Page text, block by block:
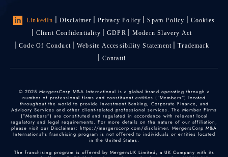
LinkedIn Disclaimer Privacy Policy Spam Policy
Cookies
Client Confidentiality
GDPR
Modern Slavery Act
Code Of Conduct
Website Accessibility Statement
Trademark
Contatti
© 2025 MergersCorp M&A International is a global brand operating through a
number of professional firms and constituent entities (“Members”) located
throughout the world to provide Investment Banking, Corporate Finance, and
Advisory Services and other client-related professional services. The Member Firms
(“Members”) are constituted and regulated in accordance with relevant local
regulatory and legal requirements. For more details on the nature of our affiliation,
please visit our Disclaimer: https://mergerscorp.com/disclaimer. MergersCorp M&A
International's franchising program is not offered to individuals or entities located
in the United States.
The franchising program is offered by MergersUK Limited, a UK Company with its